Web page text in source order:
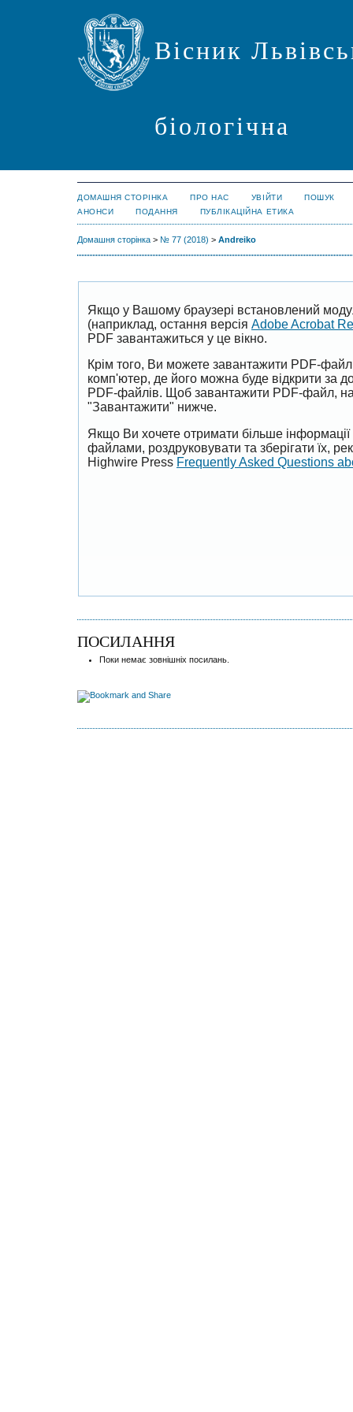
Вісник
біологічна
ДОМАШНЯ СТОРІНКА ПРО НАС УВІЙТИ
ПОШУК
АНОНСИ
ПОДАННЯ ПУБЛІКАЦІЙНА ЕТИКА
Домашня сторінка > № 77 (2018) > Andreiko
Якщо у Вашому браузері встановлений
(наприклад, остання версія Adobe Acrobat
PDF завантажиться у це вікно.
Крім того, Ви можете завантажити PDF-
комп'ютер, де його можна буде відкрити за
PDF-файлів. Щоб завантажити PDF-файл,
"Завантажити" нижче.
Якщо Ви хочете отримати більше
файлами, роздруковувати та зберігати їх,
Highwire Press Frequently Asked Questions
ПОСИЛАННЯ
Поки немає зовнішніх посилань.